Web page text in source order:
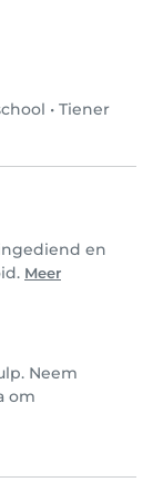
• Tiener
en
Meer
Neem
om